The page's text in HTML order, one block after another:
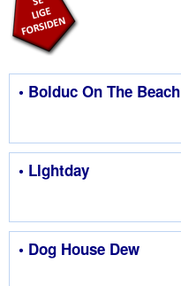
• Bolduc On The Beach
• Llghtday
• Dog House Dew